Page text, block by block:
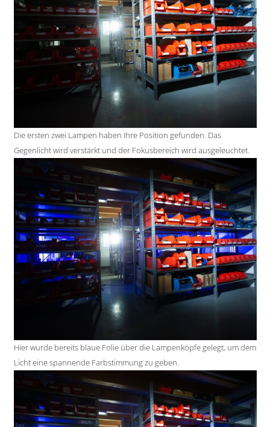
Die ersten zwei Lampen haben Ihre Position gefunden. Das
Gegenlicht wird verstärkt und der Fokusbereich wird ausgeleuchtet.
Hier wurde bereits blaue Folie über die Lampenköpfe gelegt, um dem
Licht eine spannende Farbstimmung zu geben.